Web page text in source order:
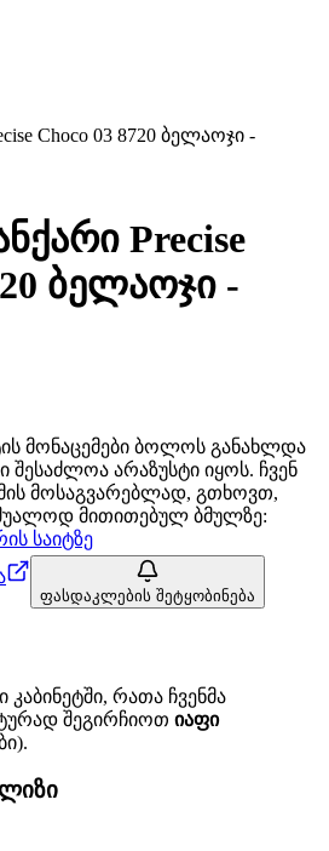
Choco 03 8720 ბელაოჯი -
Precise
ბელაოჯი -
მონაცემები ბოლოს განახლდა
შესაძლოა არაზუსტი იყოს. ჩვენ
მოსაგვარებლად, გთხოვთ,
მითითებულ ბმულზე:
საიტზე
ფასდაკლების შეტყობინება
კაბინეტში, რათა ჩვენმა
შეგირჩიოთ იაფი